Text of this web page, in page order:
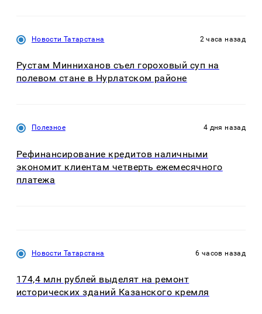
Новости Татарстана 2 часа назад
Рустам Минниханов съел гороховый суп на
полевом стане в Нурлатском районе
Полезное 4 дня назад
Рефинансирование кредитов наличными
экономит клиентам четверть ежемесячного
платежа
Новости Татарстана 6 часов назад
174,4 млн рублей выделят на ремонт
исторических зданий Казанского кремля